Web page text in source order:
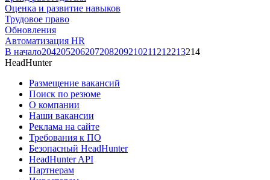
Оценка и развитие навыков
Трудовое право
Обновления
Автоматизация HR
В начало204205206207208209210211 212213214
HeadHunter
Размещение вакансий
Поиск по резюме
О компании
Наши вакансии
Реклама на сайте
Требования к ПО
Безопасный HeadHunter
HeadHunter API
Партнерам